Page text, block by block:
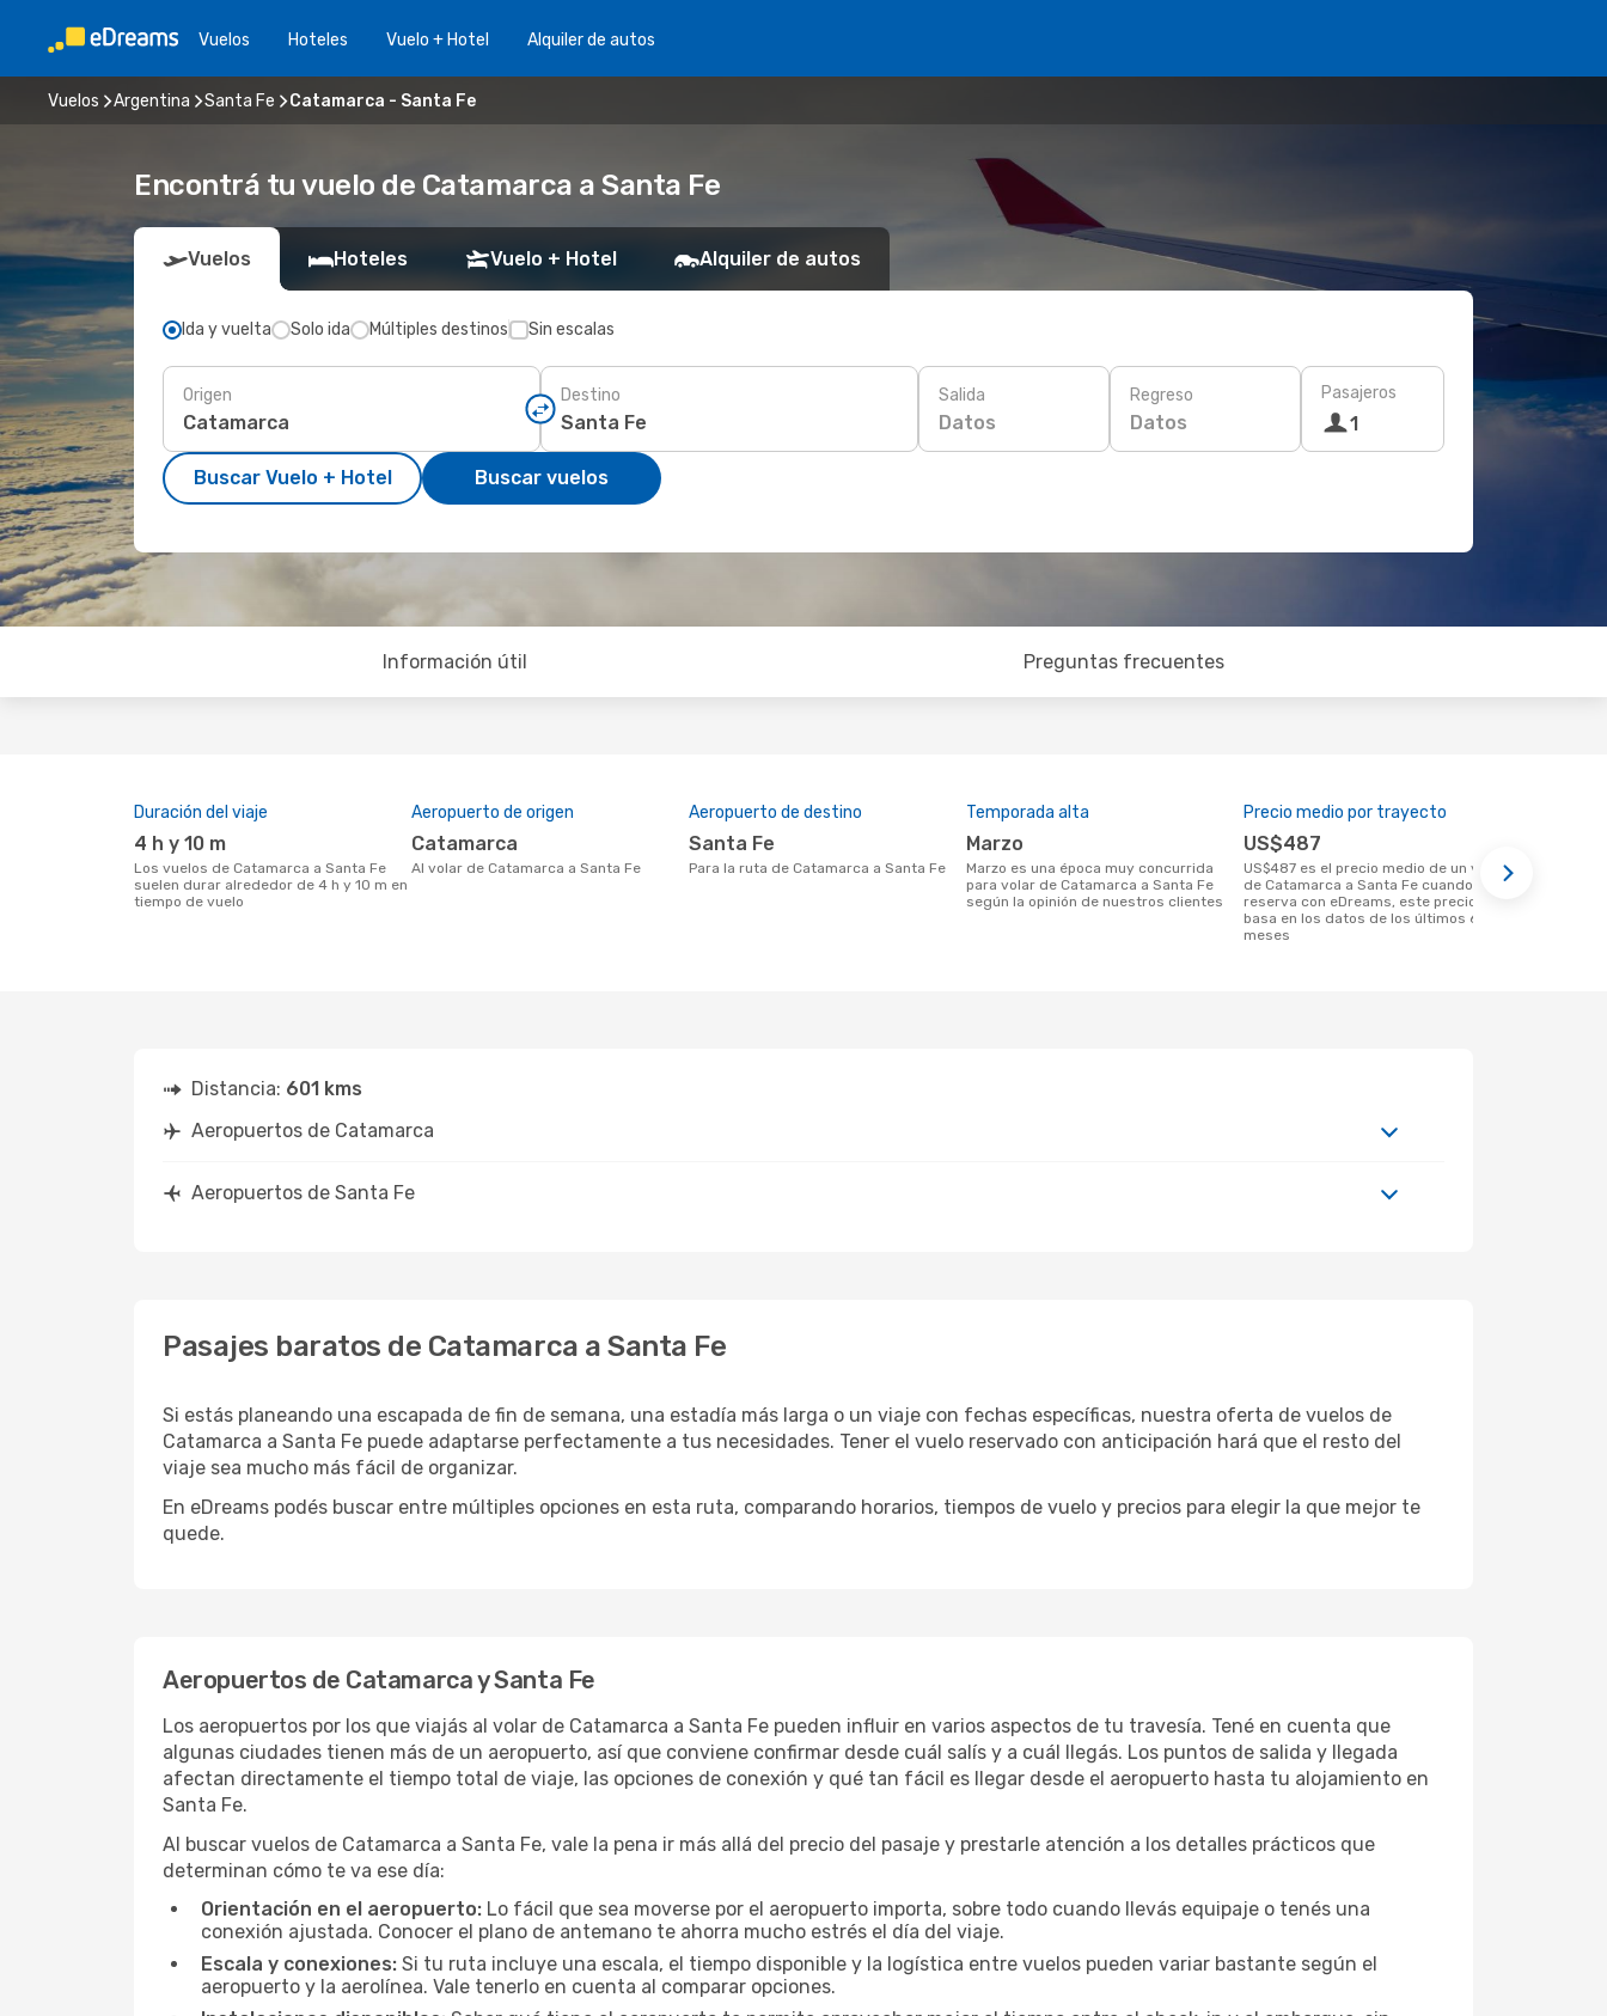
Vuelos Hoteles Vuelo + Hotel Alquiler de autos
Vuelos Argentina Santa Fe Catamarca - Santa Fe
Encontrá tu vuelo de Catamarca a Santa Fe
Vuelos Hoteles Vuelo + Hotel Alquiler de autos
Ida y vuelta Solo ida Múltiples destinos Sin escalas
Origen Destino Salida
Datos
Regreso
Datos
Pasajeros
1
Buscar Vuelo + Hotel Buscar vuelos
Información útil Preguntas frecuentes
Duración del viaje
4 h y 10 m
Los vuelos de Catamarca a Santa Fe
suelen durar alrededor de 4 h y 10 m en
tiempo de vuelo
Aeropuerto de origen
Catamarca
Al volar de Catamarca a Santa Fe
Aeropuerto de destino
Santa Fe
Para la ruta de Catamarca a Santa Fe
Temporada alta
marzo
marzo es una época muy concurrida
para volar de Catamarca a Santa Fe
según la opinión de nuestros clientes
Precio medio por trayecto
US$487
US$487 es el precio medio de un viaje
de Catamarca a Santa Fe cuando se
reserva con eDreams, este precio se
basa en los datos de los últimos 6
meses
Distancia: 601 kms
Aeropuertos de Catamarca
Aeropuertos de Santa Fe
Pasajes baratos de Catamarca a Santa Fe
Si estás planeando una escapada de fin de semana, una estadía más larga o un viaje con fechas específicas, nuestra oferta de vuelos de
Catamarca a Santa Fe puede adaptarse perfectamente a tus necesidades. Tener el vuelo reservado con anticipación hará que el resto del
viaje sea mucho más fácil de organizar.
En eDreams podés buscar entre múltiples opciones en esta ruta, comparando horarios, tiempos de vuelo y precios para elegir la que mejor te
quede.
Aeropuertos de Catamarca y Santa Fe
Los aeropuertos por los que viajás al volar de Catamarca a Santa Fe pueden influir en varios aspectos de tu travesía. Tené en cuenta que
algunas ciudades tienen más de un aeropuerto, así que conviene confirmar desde cuál salís y a cuál llegás. Los puntos de salida y llegada
afectan directamente el tiempo total de viaje, las opciones de conexión y qué tan fácil es llegar desde el aeropuerto hasta tu alojamiento en
Santa Fe.
Al buscar vuelos de Catamarca a Santa Fe, vale la pena ir más allá del precio del pasaje y prestarle atención a los detalles prácticos que
determinan cómo te va ese día:
Orientación en el aeropuerto: Lo fácil que sea moverse por el aeropuerto importa, sobre todo cuando llevás equipaje o tenés una
conexión ajustada. Conocer el plano de antemano te ahorra mucho estrés el día del viaje.
Escala y conexiones: Si tu ruta incluye una escala, el tiempo disponible y la logística entre vuelos pueden variar bastante según el
aeropuerto y la aerolínea. Vale tenerlo en cuenta al comparar opciones.